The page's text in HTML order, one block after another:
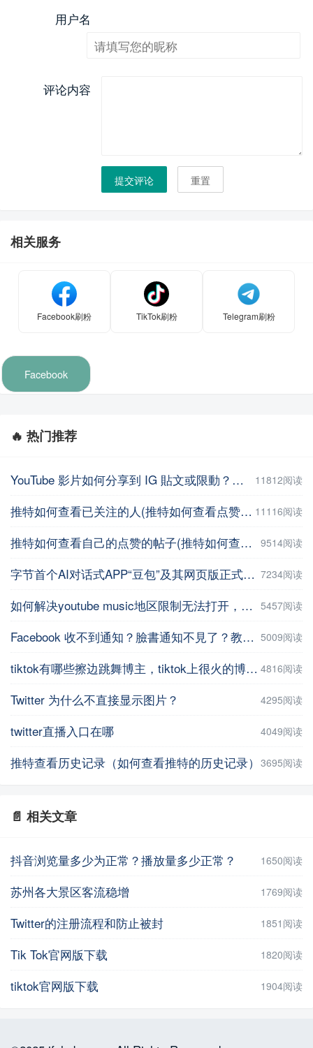
用户名
评论内容
提交评论 重置
相关服务
Facebook刷粉 TikTok刷粉 Telegram刷粉
Facebook
🔥 热门推荐
YouTube 影片如何分享到 IG 貼文或限動？教你用這招【Facebook教程】 11812阅读
推特如何查看已关注的人(推特如何查看点赞记录) 11116阅读
推特如何查看自己的点赞的帖子(推特如何查看自己的点赞的帖子数量 ) 9514阅读
字节首个AI对话式APP“豆包”及其网页版正式上线 7234阅读
如何解决youtube music地区限制无法打开，并在手机上进行下载操作 5457阅读
Facebook 收不到通知？臉書通知不見了？教你5招輕鬆解決 | iPhoneTipSo 5009阅读
tiktok有哪些擦边跳舞博主，tiktok上很火的博主盘点 4816阅读
Twitter 为什么不直接显示图片？ 4295阅读
twitter直播入口在哪 4049阅读
推特查看历史记录（如何查看推特的历史记录） 3695阅读
📄 相关文章
抖音浏览量多少为正常？播放量多少正常？ 1650阅读
苏州各大景区客流稳增 1769阅读
Twitter的注册流程和防止被封 1851阅读
Tik Tok官网版下载 1820阅读
tiktok官网版下载 1904阅读